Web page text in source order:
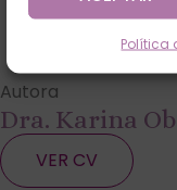
Política
Autora
Dra. Karina
VER CV